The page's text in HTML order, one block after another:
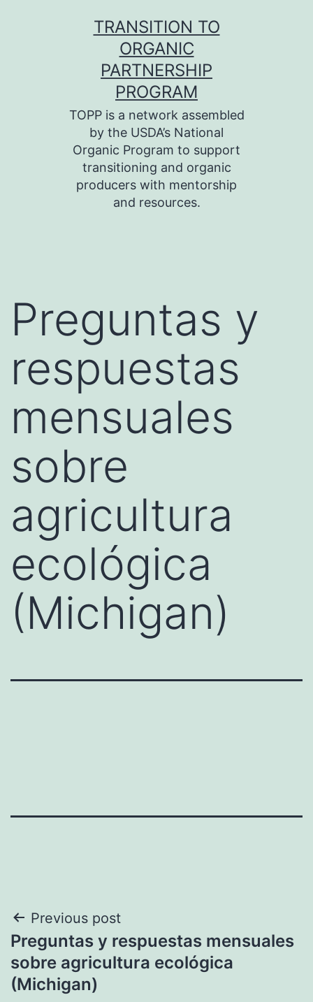
TRANSITION TO
ORGANIC
PARTNERSHIP
PROGRAM
TOPP is a network assembled
by the USDA’s National
Organic Program to support
transitioning and organic
producers with mentorship
and resources.
Preguntas y
respuestas
mensuales
sobre
agricultura
ecológica
(Michigan)
Navegación
de
entradas
Previous post
Preguntas y respuestas mensuales
sobre agricultura ecológica
(Michigan)